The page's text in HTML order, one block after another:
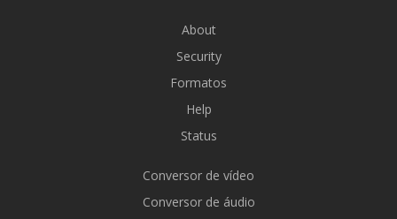
About
Security
Formatos
Help
Status
Conversor de vídeo
Conversor de áudio